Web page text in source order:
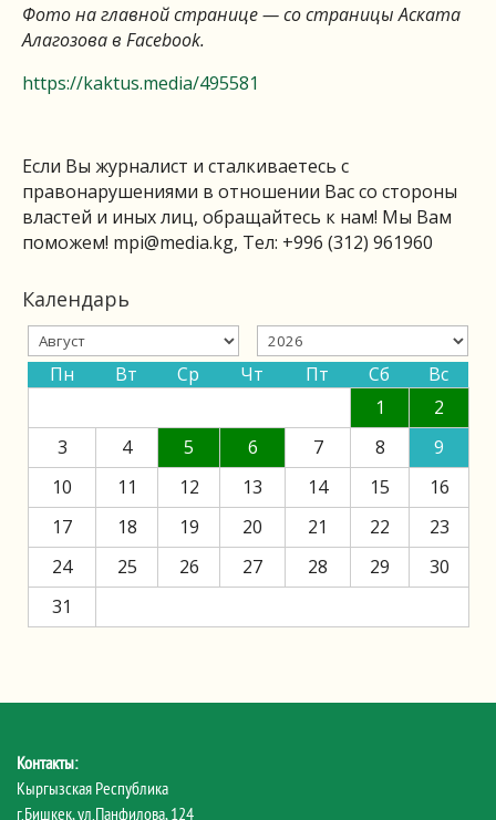
Фото на главной странице — со страницы Аската
Алагозова в Facebook.
https://kaktus.media/495581
Если Вы журналист и сталкиваетесь с
правонарушениями в отношении Вас со стороны
властей и иных лиц, обращайтесь к нам! Мы Вам
поможем! mpi@media.kg, Тел: +996 (312) 961960
Календарь
Пн Вт Ср Чт Пт Сб
Вс
1
2
3
4 5 6 7 8
9
10
11 12 13 14 15
16
17
18 19 20 21 22
23
24
25 26 27 28 29
30
31
Контакты:
Кыргызская Республика
г.Бишкек, ул.Панфилова, 124